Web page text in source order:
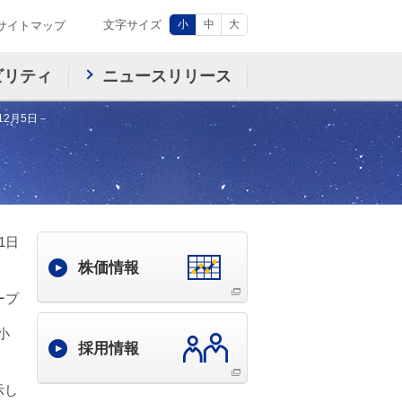
イトマップ 文字サイズ 小 中 大
ティ ニュースリリース
月5日－
日
プ
し
株価情報
採用情報